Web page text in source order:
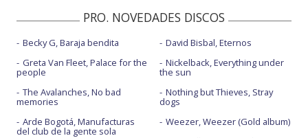
PRO. NOVEDADES DISCOS
Becky G, Baraja bendita
Greta Van Fleet, Palace for the
people
The Avalanches, No bad
memories
Arde Bogotá, Manufacturas
del club de la gente sola
David Bisbal, Eternos
Nickelback, Everything under
the sun
Nothing but Thieves, Stray
dogs
Weezer, Weezer (Gold album)